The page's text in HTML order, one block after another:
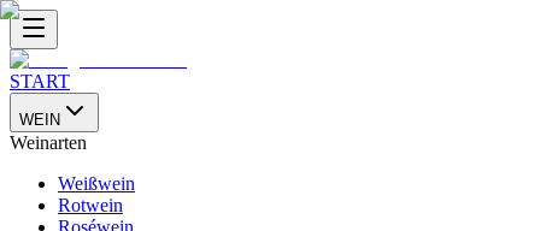
START
WEIN
Weinarten
Weißwein
Rotwein
Roséwein